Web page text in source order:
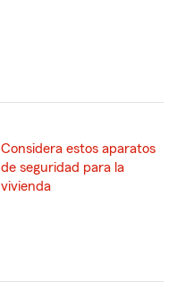
Considera estos aparatos
de seguridad para la
vivienda